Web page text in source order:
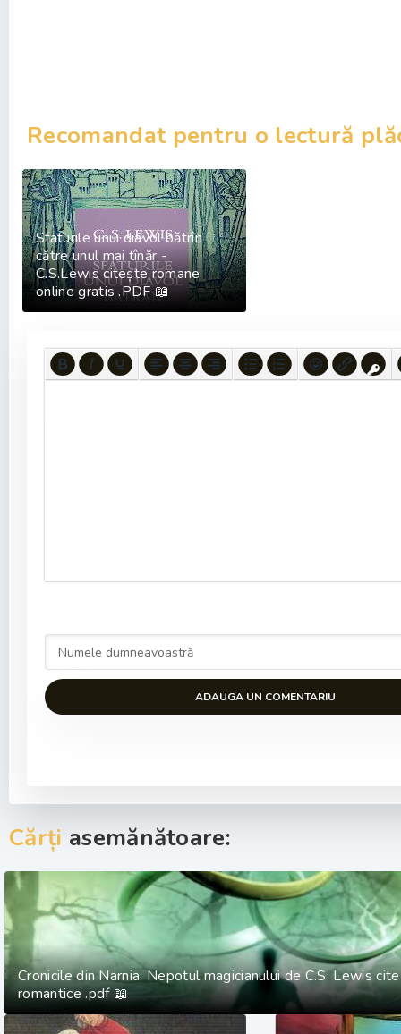
Recomandat pentru o lectură
Sfaturile unui diavol bătrîn
către unul mai tînăr -
C.S.Lewis citește romane
online gratis .PDF 📖
ADAUGA UN COMENTARIU
Cărți asemănătoare:
Cronicile din Narnia. Nepotul magicianului de C.S. Lewis
romantice .pdf 📖